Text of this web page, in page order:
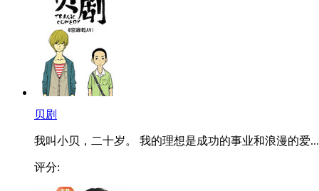
贝剧
我叫小贝，二十岁。 我的理想是成功的事业和浪漫的爱...
评分: